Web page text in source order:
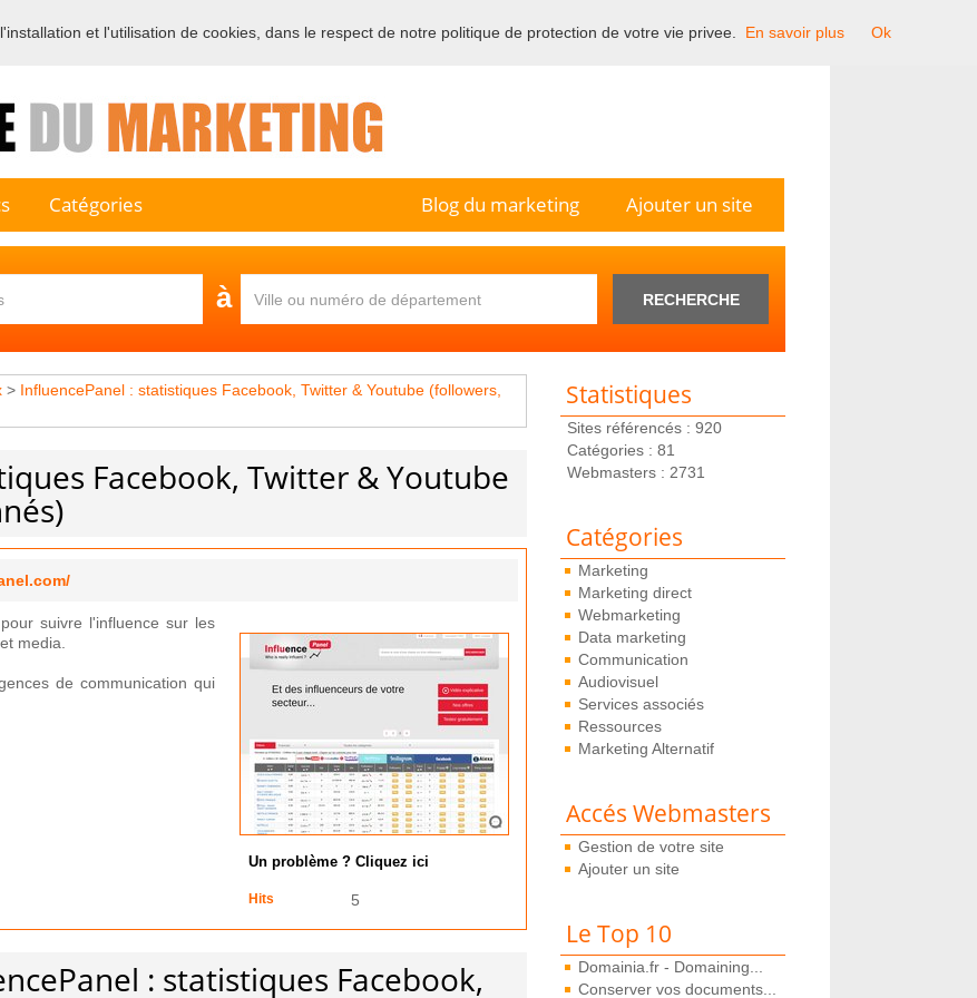
l'annuaire professionnel du marketing et de la communication en France.
Catégories Ajouter un site
Blog du marketing
à RECHERCHE
Statistiques
Sites référencés : 920
Catégories : 81
Webmasters : 2731
Catégories
Marketing
Marketing direct
Webmarketing
Data marketing
Communication
Audiovisuel
Services associés
Ressources
Marketing Alternatif
Accés Webmasters
Gestion de votre site
Ajouter un site
Le Top 10
Domainia.fr - Domaining...
Conserver vos documents...
> InfluencePanel : statistiques Facebook, Twitter & Youtube (followers,
Facebook, Twitter & Youtube
suivre l'influence sur les
media.
de communication qui
Un problème ? Cliquez ici
Hits 5
: statistiques Facebook,
et l'utilisation de cookies, dans le respect de notre politique de protection de votre vie privee. En savoir plus Ok